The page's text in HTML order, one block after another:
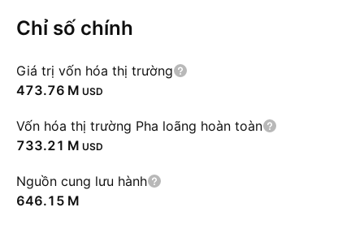
Chỉ số chính
Giá trị vốn hóa thị trường
‪473.76 M‬ USD
Vốn hóa thị trường Pha loãng hoàn toàn
‪733.21 M‬ USD
Nguồn cung lưu hành
‪646.15 M‬